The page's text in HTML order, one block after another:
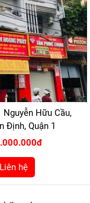
Nguyễn Hữu Cầu,
Định, Quận 1
Liên hệ